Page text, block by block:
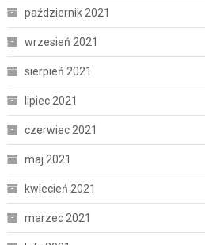
październik 2021
wrzesień 2021
sierpień 2021
lipiec 2021
czerwiec 2021
maj 2021
kwiecień 2021
marzec 2021